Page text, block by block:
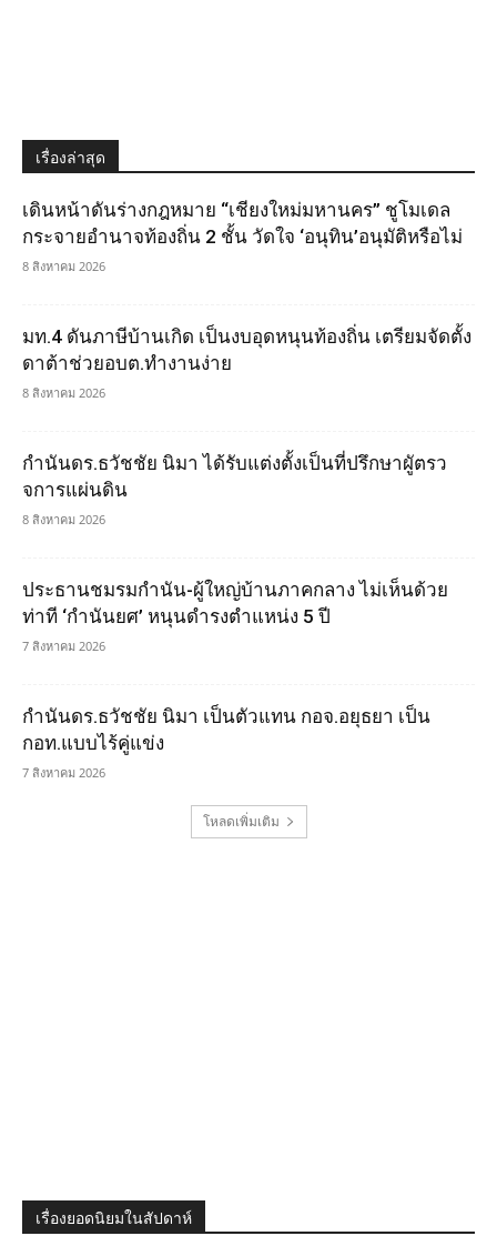
เรื่องล่าสุด
เดินหน้าดันร่างกฎหมาย “เชียงใหม่มหานคร” ชูโมเดล
กระจายอำนาจท้องถิ่น 2 ชั้น วัดใจ ‘อนุทิน’อนุมัติหรือไม่
8 สิงหาคม 2026
มท.4 ดันภาษีบ้านเกิด เป็นงบอุดหนุนท้องถิ่น เตรียมจัดตั้ง
ดาต้าช่วยอบต.ทำงานง่าย
8 สิงหาคม 2026
กำนันดร.ธวัชชัย นิมา ได้รับแต่งตั้งเป็นที่ปรึกษาผูัตรว
จการแผ่นดิน
8 สิงหาคม 2026
ประธานชมรมกำนัน-ผู้ใหญ่บ้านภาคกลาง ไม่เห็นด้วย
ท่าที ‘กำนันยศ’ หนุนดำรงตำแหน่ง 5 ปี
7 สิงหาคม 2026
กำนันดร.ธวัชชัย นิมา เป็นตัวแทน กอจ.อยุธยา เป็น
กอท.แบบไร้คู่แข่ง
7 สิงหาคม 2026
โหลดเพิ่มเติม
เรื่องยอดนิยมในสัปดาห์